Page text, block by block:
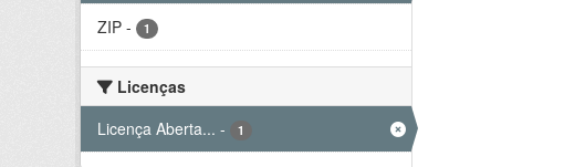
ZIP - 1
Licenças
Licença Aberta... - 1